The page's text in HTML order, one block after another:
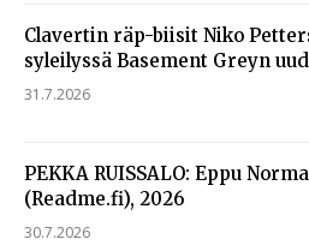
Clavertin räp-biisit Niko
syleilyssä Basement Greyn
31.7.2026
PEKKA RUISSALO: Eppu
(Readme.fi), 2026
30.7.2026